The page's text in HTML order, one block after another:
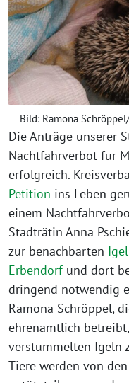
Bild: Ramona
Die Anträge unserer
Nachtfahrverbot für
erfolgreich.
Petition ins Leben
einem
Stadträtin Anna
zur benachbarten
Erbendorfund dort
dringend notwendig
Ramona Schröppel,
ehrenamtlich
verstümmelten Igeln
Tiere werden von